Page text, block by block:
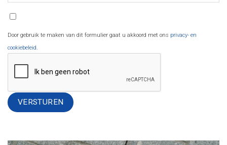
Door gebruik te maken van dit formulier gaat u akkoord met ons privacy- en
cookiebeleid